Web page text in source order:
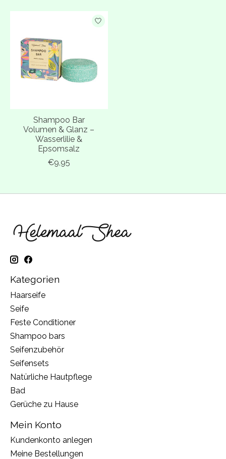
Shampoo Bar
Volumen & Glanz –
Wasserlilie &
Epsomsalz
€9,95
Kategorien
Haarseife
Seife
Feste Conditioner
Shampoo bars
Seifenzubehör
Seifensets
Natürliche Hautpflege
Bad
Gerüche zu Hause
Mein Konto
Kundenkonto anlegen
Meine Bestellungen